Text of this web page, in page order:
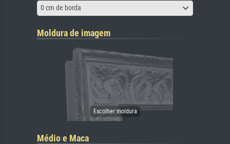
0 cm de borda
Moldura de imagem
Médio e Maca